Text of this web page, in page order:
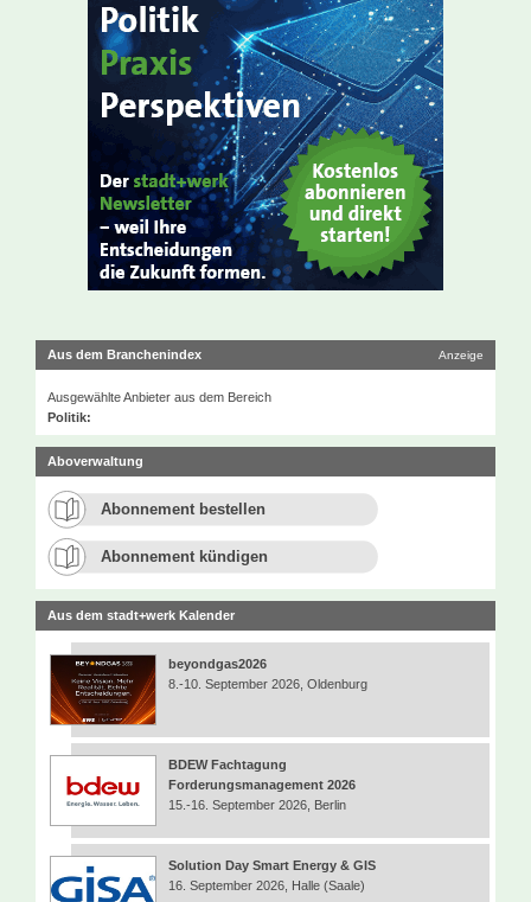
Aus dem Branchenindex Anzeige
Ausgewählte Anbieter aus dem Bereich
Politik:
Aboverwaltung
Abonnement bestellen
Abonnement kündigen
Aus dem stadt+werk Kalender
beyondgas2026
8.-10. September 2026, Oldenburg
BDEW Fachtagung
Forderungsmanagement 2026
15.-16. September 2026, Berlin
Solution Day Smart Energy & GIS
16. September 2026, Halle (Saale)